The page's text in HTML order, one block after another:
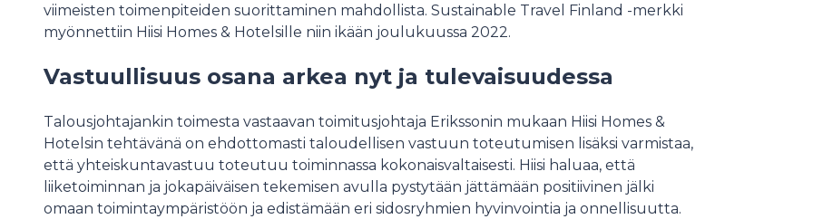
viimeisten toimenpiteiden suorittaminen mahdollista. Sustainable Travel Finland -merkki
myönnettiin Hiisi Homes & Hotelsille niin ikään joulukuussa 2022.
Vastuullisuus osana arkea nyt ja tulevaisuudessa
Talousjohtajankin toimesta vastaavan toimitusjohtaja Erikssonin mukaan Hiisi Homes &
Hotelsin tehtävänä on ehdottomasti taloudellisen vastuun toteutumisen lisäksi varmistaa,
että yhteiskuntavastuu toteutuu toiminnassa kokonaisvaltaisesti. Hiisi haluaa, että
liiketoiminnan ja jokapäiväisen tekemisen avulla pystytään jättämään positiivinen jälki
omaan toimintaympäristöön ja edistämään eri sidosryhmien hyvinvointia ja onnellisuutta.